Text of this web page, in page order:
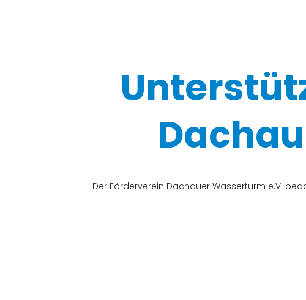
Der Förderverein Dachauer Wasserturm e.V.